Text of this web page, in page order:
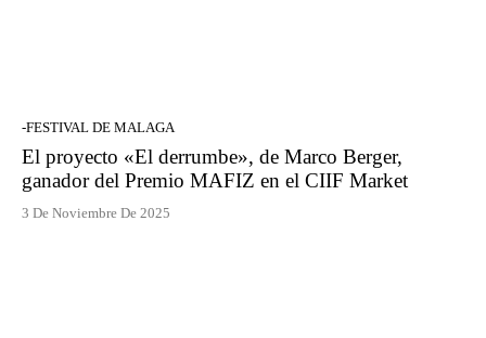
-FESTIVAL DE MALAGA
El proyecto «El derrumbe», de Marco Berger,
ganador del Premio MAFIZ en el CIIF Market
3 De Noviembre De 2025